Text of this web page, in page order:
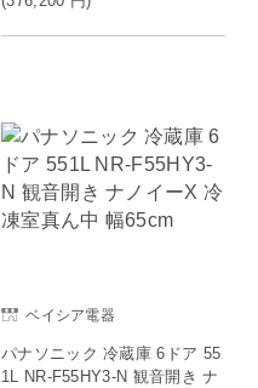
ベイシア電器
パナソニック 冷蔵庫 6ドア 55
1L NR-F55HY3-N 観音開き ナ